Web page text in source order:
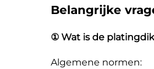
Belangrijke
① Wat is de
Algemene normen: